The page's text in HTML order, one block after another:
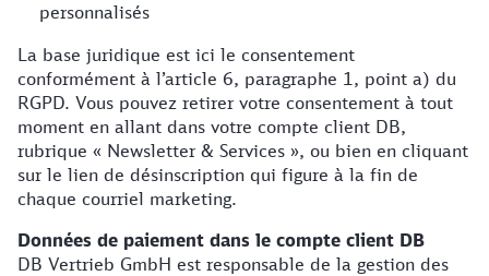
personnalisés
La base juridique est ici le consentement
conformément à l’article 6, paragraphe 1, point a) du
RGPD. Vous pouvez retirer votre consentement à tout
moment en allant dans votre compte client DB,
rubrique « Newsletter & Services », ou bien en cliquant
sur le lien de désinscription qui figure à la fin de
chaque courriel marketing.
Données de paiement dans le compte client DB
DB Vertrieb GmbH est responsable de la gestion des